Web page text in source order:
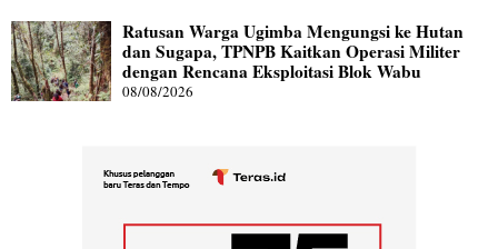
Ratusan Warga Ugimba Mengungsi ke Hutan
dan Sugapa, TPNPB Kaitkan Operasi Militer
dengan Rencana Eksploitasi Blok Wabu
08/08/2026